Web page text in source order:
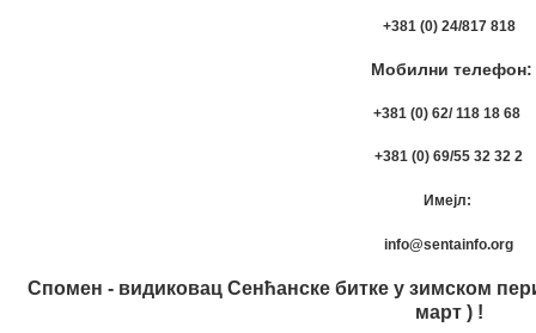
+381 (0) 24/817 818
Мобилни
+381 (0) 62/ 118 18 68
+381 (0) 69/55 32 32 2
Имејл:
info@sentainfo.org
Спомен - видиковац Сенћанске битке у зимском
март ) !​